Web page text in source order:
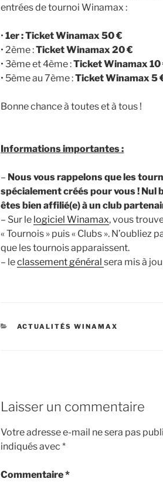
entrées de tournoi Winamax :
• 1er : Ticket Winamax 50 €
• 2ème :Ticket Winamax 20 €
• 3ème et 4ème :Ticket Winamax 10
• 5ème au 7ème :Ticket Winamax 5
Bonne chance à toutes et à tous !
Informations importantes :
– Nous vous rappelons que les
spécialement créés pour vous ! Nul
êtes bien affilié(e) à un club
– Sur le logiciel Winamax, vous
« Tournois » puis « Clubs ». N’oubliez
que les tournois apparaissent.
– leclassement général sera mis à
CATÉGORIES
ACTUALITÉS WINAMAX
Laisser un commentaire
Votre adresse e-mail ne sera pas
indiqués avec *
Commentaire*